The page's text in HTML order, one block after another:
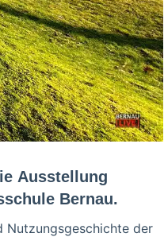
Ausstellung
Bernau.
Nutzungsgeschichte der